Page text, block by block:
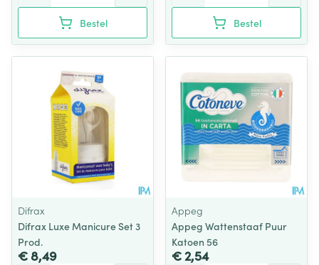
Bestel Bestel
Difrax
Difrax Luxe Manicure Set 3
Prod.
€ 8,49
Appeg
Appeg Wattenstaaf Puur
Katoen 56
€ 2,54